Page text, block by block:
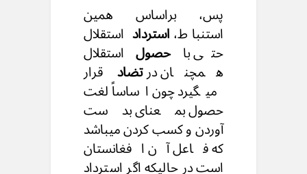
پس، براساس همین
استنباط،استرداد استقلال
حتی باحصولاستقلال
همچنان درتضاد قرار
میگیرد چون اساساً لغت
حصول بمعنای بدست
آوردن و کسب کردن میباشد
که فاعل آن افغانستان
است در حالیکه اگر استرداد